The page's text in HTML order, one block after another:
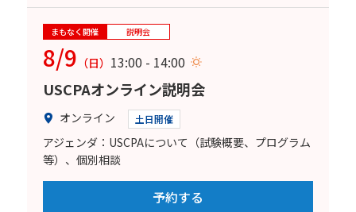
まもなく開催 説明会
8/9 （日） 13:00 - 14:00
USCPAオンライン説明会
オンライン 土日開催
アジェンダ：USCPAについて（試験概要、プログラム
等）、個別相談
予約する